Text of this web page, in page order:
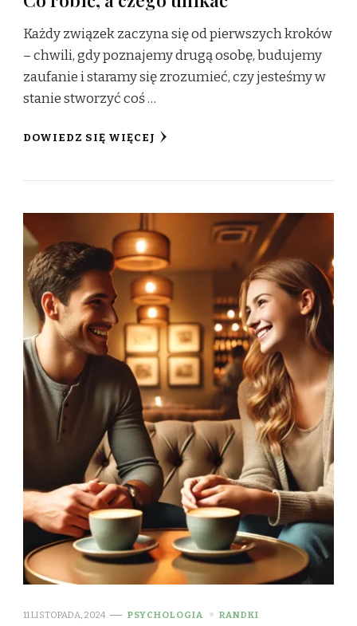
Każdy związek zaczyna się od pierwszych kroków
– chwili, gdy poznajemy drugą osobę, budujemy
zaufanie i staramy się zrozumieć, czy jesteśmy w
stanie stworzyć coś …
DOWIEDZ SIĘ WIĘCEJ
11 LISTOPADA, 2024 PSYCHOLOGIA RANDKI